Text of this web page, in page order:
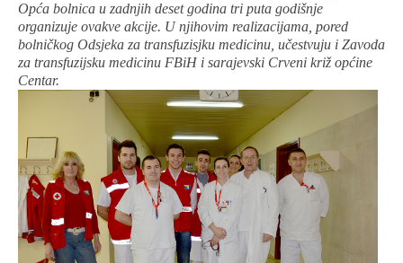
Opća bolnica u zadnjih deset godina tri puta godišnje
organizuje ovakve akcije. U njihovim realizacijama, pored
bolničkog Odsjeka za transfuzisjku medicinu, učestvuju i Zavoda
za transfuzijsku medicinu FBiH i sarajevski Crveni križ općine
Centar.